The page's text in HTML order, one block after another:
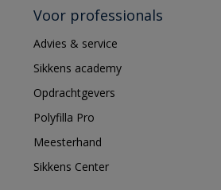
Voor professionals
Advies & service
Sikkens academy
Opdrachtgevers
Polyfilla Pro
Meesterhand
Sikkens Center